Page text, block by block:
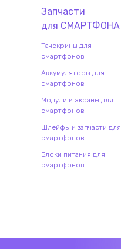
Запчасти
для СМАРТФОНА
Тачскрины для
смартфонов
Аккумуляторы для
смартфонов
Модули и экраны для
смартфонов
Шлейфы и запчасти для
смартфонов
Блоки питания для
смартфонов